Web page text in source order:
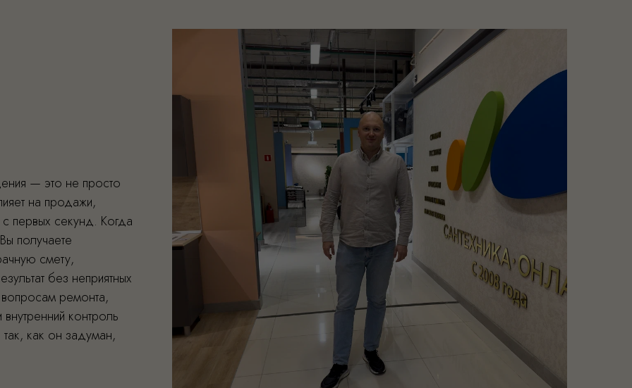
— это не просто
на продажи,
первых секунд. Когда
получаете
смету,
без неприятных
ремонта,
контроль
как он задуман,